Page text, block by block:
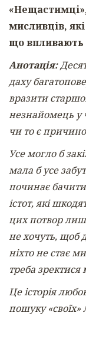
мисливців,
що впливають
Анотація:
даху
вразити
незнайомець у
чи то є
Усе могло б
мала б усе
починає
істот, які
цих потвор
не хочуть, щоб
ніхто не стає
треба
Це історія
пошуку